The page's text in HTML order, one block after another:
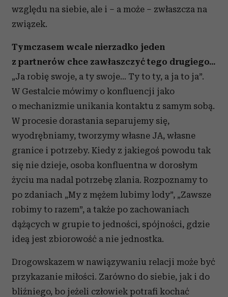
analizować ruch w naszej witrynie. Informacje o tym, jak
korzystasz z naszej witryny, udostępniamy partnerom
Partnerzy mogą połączyć te informacje z innymi danymi
otrzymanymi od Ciebie lub uzyskanymi podczas
względu na siebie, ale i – a może – zwłaszcza na
związek.
Tymczasem wcale nierzadko jeden
z partnerów chce zawłaszczyć tego drugiego...
„Ja robię swoje, a ty swoje… Ty to ty, a ja to ja”.
W Gestalcie mówimy o konfluencji jako
o mechanizmie unikania kontaktu z samym sobą.
W procesie dorastania separujemy się,
wyodrębniamy, tworzymy własne JA, własne
granice i potrzeby. Kiedy z jakiegoś powodu tak
się nie dzieje, osoba konfluentna w dorosłym
życiu ma nadal potrzebę zlania. Rozpoznamy to
po zdaniach „My z mężem lubimy lody”, „Zawsze
robimy to razem”, a także po zachowaniach
dążących w grupie to jedności, spójności, gdzie
ideą jest zbiorowość a nie jednostka.
Drogowskazem w nawiązywaniu relacji może być
przykazanie miłości. Zarówno do siebie, jak i do
bliźniego, bo jeżeli człowiek potrafi kochać